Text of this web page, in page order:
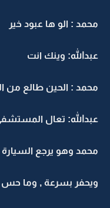
محمد : الو ها عبود خير
عبدالله: وينك انت
محمد : الحين طالع من
عبدالله: تعال
محمد وهو يرجع
ويحفر بسرعة , وما حس